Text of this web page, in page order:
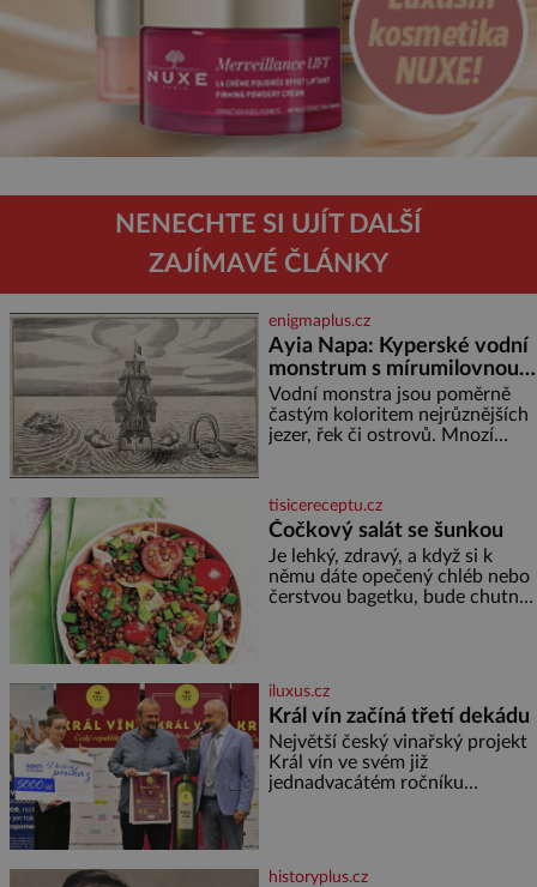
NENECHTE SI UJÍT DALŠÍ
ZAJÍMAVÉ ČLÁNKY
enigmaplus.cz
Ayia Napa: Kyperské vodní
monstrum s mírumilovnou
povahou
Vodní monstra jsou poměrně
častým koloritem nejrůznějších
jezer, řek či ostrovů. Mnozí
přitáhnout k němu pozornost
záhadám nakloněných turi
tisicereceptu.cz
Čočkový salát se šunkou
Je lehký, zdravý, a když si k
němu dáte opečený chléb nebo
čerstvou bagetku, bude chutnat
cibule 2 lžíce
iluxus.cz
Král vín začíná třetí dekádu
Největší český vinařský projekt
Král vín ve svém již
jednadvacátém ročníku
historyplus.cz